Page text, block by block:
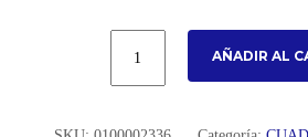
AÑADIR AL